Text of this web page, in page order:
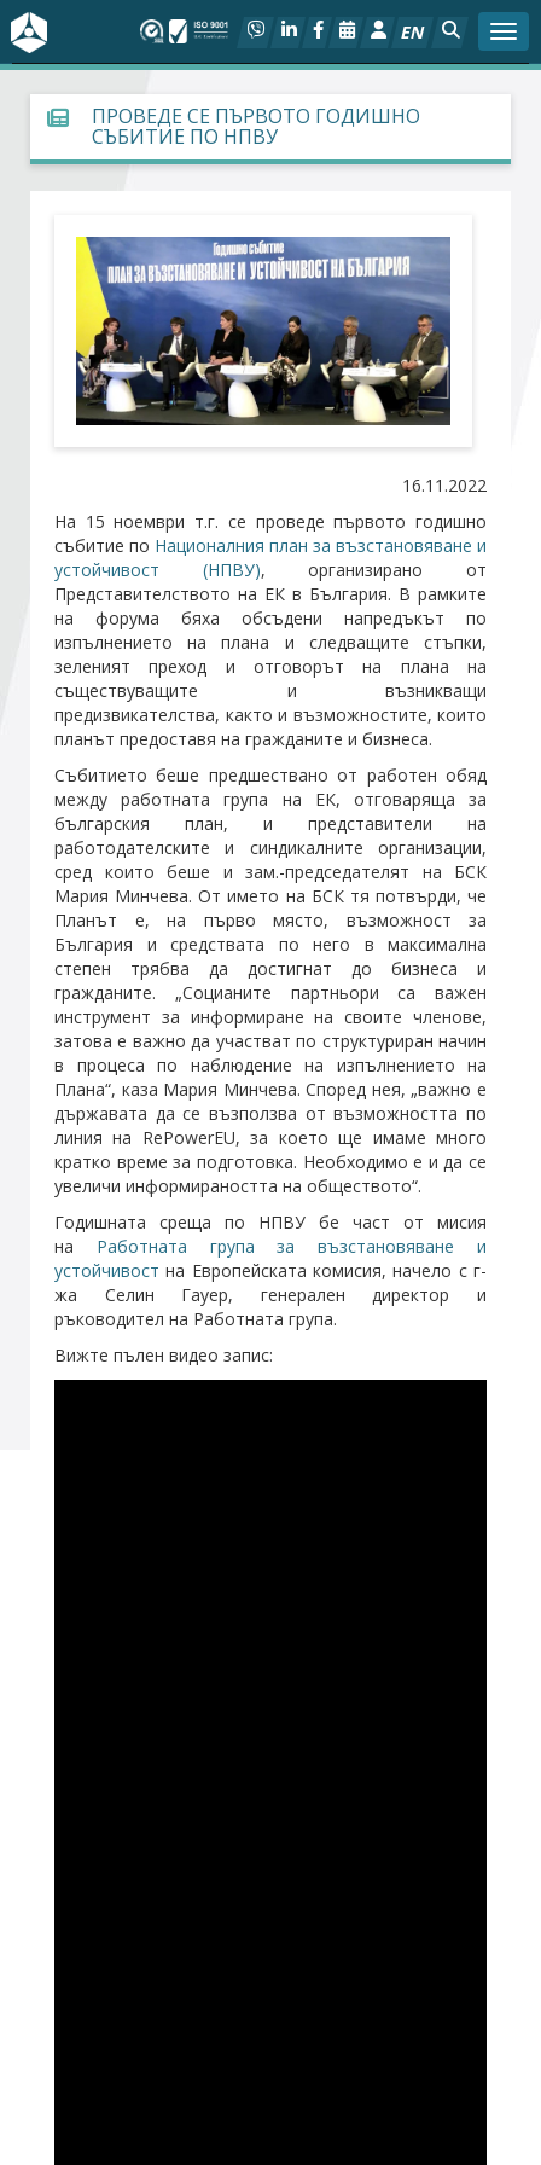
EN
За БСК
На фокус
Социален диалог
Дейности
Арбитражен съд
Членове
Стани член
Абонирайте се!
ПРОВЕДЕ СЕ ПЪРВОТО ГОДИШНО
СЪБИТИЕ ПО НПВУ
16.11.2022
На 15 ноември т.г. се проведе първото годишно
събитие по Националния план за възстановяване и
устойчивост (НПВУ), организирано от
Представителството на ЕК в България. В рамките
на форума бяха обсъдени напредъкът по
изпълнението на плана и следващите стъпки,
зеленият преход и отговорът на плана на
съществуващите и възникващи
предизвикателства, както и възможностите, които
планът предоставя на гражданите и бизнеса.
Събитието беше предшествано от работен обяд
между работната група на ЕК, отговаряща за
българския план, и представители на
работодателските и синдикалните организации,
сред които беше и зам.-председателят на БСК
Мария Минчева. От името на БСК тя потвърди, че
Планът е, на първо място, възможност за
България и средствата по него в максимална
степен трябва да достигнат до бизнеса и
гражданите. „Социаните партньори са важен
инструмент за информиране на своите членове,
затова е важно да участват по структуриран начин
в процеса по наблюдение на изпълнението на
Плана“, каза Мария Минчева. Според нея, „важно е
държавата да се възползва от възможността по
линия на RePowerEU, за което ще имаме много
кратко време за подготовка. Необходимо е и да се
увеличи информираността на обществото“.
Годишната среща по НПВУ бе част от мисия
на Работната група за възстановяване и
устойчивост на Европейската комисия, начело с г-
жа Селин Гауер, генерален директор и
ръководител на Работната група.
Вижте пълен видео запис: